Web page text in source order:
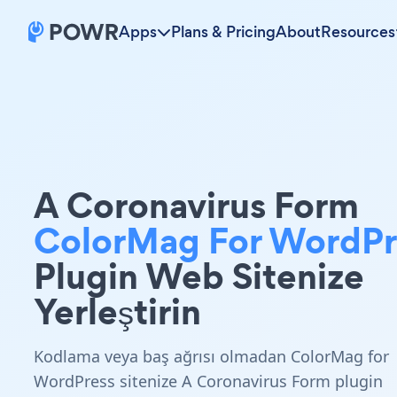
Apps Plans & PricingAboutResources
A Coronavirus Form
ColorMag For
Plugin Web Sitenize
Yerleştirin
Kodlama veya baş ağrısı olmadan ColorMag for
WordPress sitenize A Coronavirus Form plugin